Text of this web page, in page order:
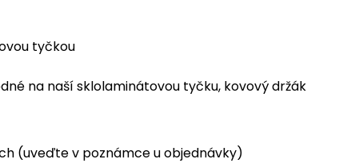
tyčkou
na naší sklolaminátovou tyčku, kovový držák
(uveďte v poznámce u objednávky)